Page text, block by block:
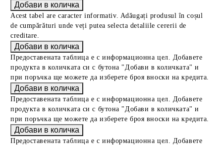
Acest tabel are caracter informativ. Adăugați produsul în coșul
de cumpărături unde veți putea selecta detaliile cererii de
creditare.
Предоставената таблица е с информационна цел. Добавете
продукта в количката си с бутона "Добави в количката" и
при поръчка ще можете да изберете броя вноски на кредита.
Предоставената таблица е с информационна цел. Добавете
продукта в количката си с бутона "Добави в количката" и
при поръчка ще можете да изберете броя вноски на кредита.
Предоставената таблица е с информационна цел. Добавете